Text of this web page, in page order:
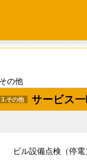
の他
3.その他 サービス
ビル設備点検（停